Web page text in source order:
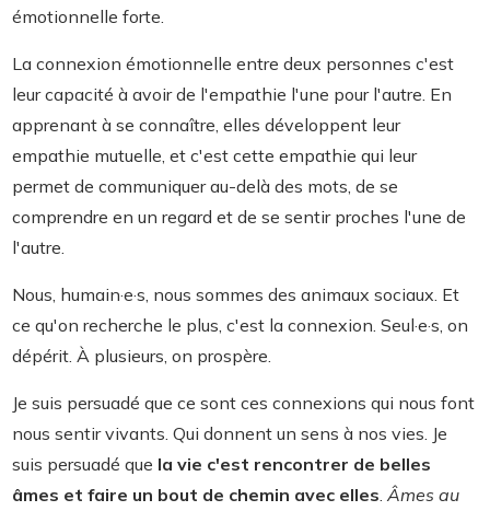
émotionnelle forte.
La connexion émotionnelle entre deux personnes c'est
leur capacité à avoir de l'empathie l'une pour l'autre. En
apprenant à se connaître, elles développent leur
empathie mutuelle, et c'est cette empathie qui leur
permet de communiquer au-delà des mots, de se
comprendre en un regard et de se sentir proches l'une de
l'autre.
Nous, humain·e·s, nous sommes des animaux sociaux. Et
ce qu'on recherche le plus, c'est la connexion. Seul·e·s, on
dépérit. À plusieurs, on prospère.
Je suis persuadé que ce sont ces connexions qui nous font
nous sentir vivants. Qui donnent un sens à nos vies. Je
suis persuadé que la vie c'est rencontrer de belles
âmes et faire un bout de chemin avec elles. Âmes au